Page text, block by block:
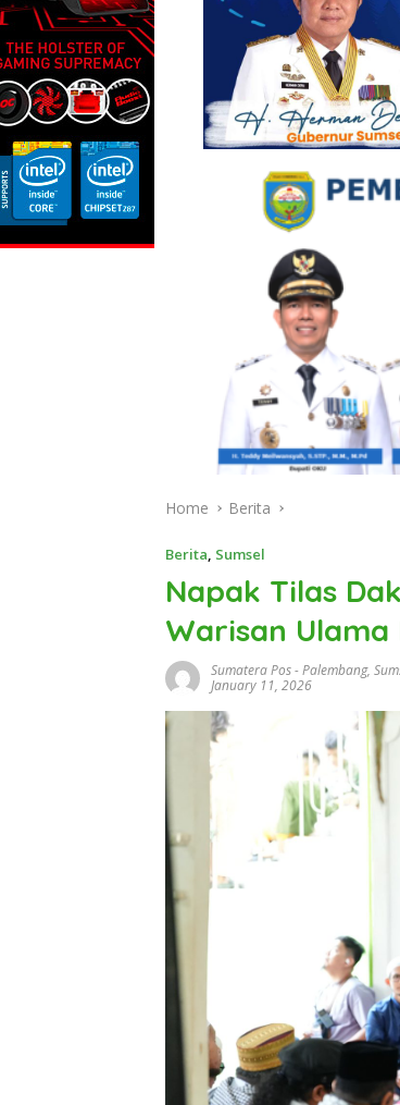
Home Berita
Berita Sumsel
Napak Tilas
Warisan Ulama
Sumatera Pos-Palembang,
January 11, 2026